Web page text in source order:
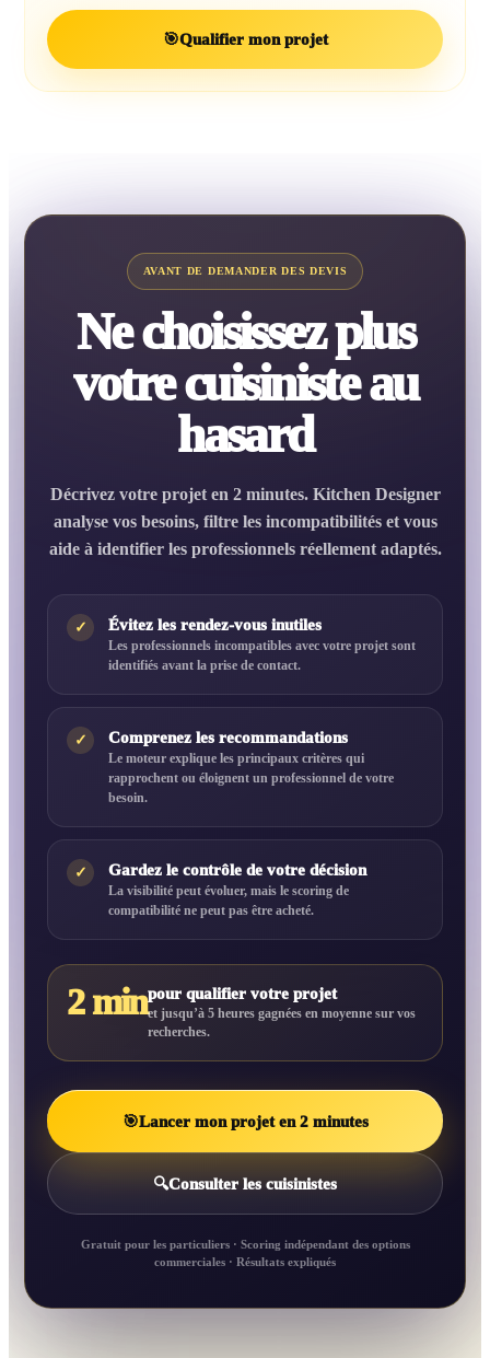
🎯Qualifier mon projet
AVANT DE DEMANDER DES DEVIS
Ne choisissez plus
votre cuisiniste au
hasard
Décrivez votre projet en 2 minutes. Kitchen Designer
analyse vos besoins, filtre les incompatibilités et vous
aide à identifier les professionnels réellement adaptés.
✓ Évitez les rendez-vous inutiles
Les professionnels incompatibles avec votre projet sont
identifiés avant la prise de contact.
✓ Comprenez les recommandations
Le moteur explique les principaux critères qui
rapprochent ou éloignent un professionnel de votre
besoin.
✓ Gardez le contrôle de votre décision
La visibilité peut évoluer, mais le scoring de
compatibilité ne peut pas être acheté.
2 minpour qualifier votre projet
et jusqu’à 5 heures gagnées en moyenne sur vos
recherches.
🎯Lancer mon projet en 2 minutes
🔍Consulter les cuisinistes
Gratuit pour les particuliers · Scoring indépendant des options
commerciales · Résultats expliqués